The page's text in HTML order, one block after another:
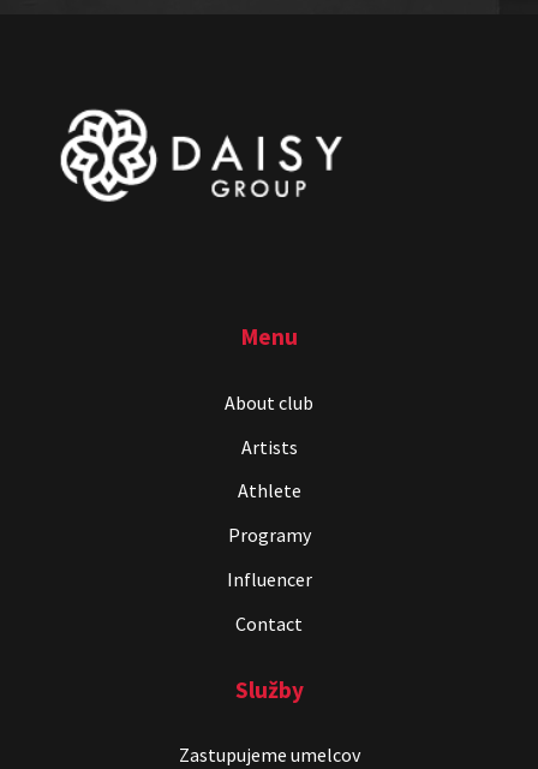
Čekovský
ČekyPOINT
Marián Čekovský
Čekovský vs. Hudák
Show program
Menu
About club
Artists
Athlete
Programy
Influencer
Contact
Služby
Zastupujeme umelcov